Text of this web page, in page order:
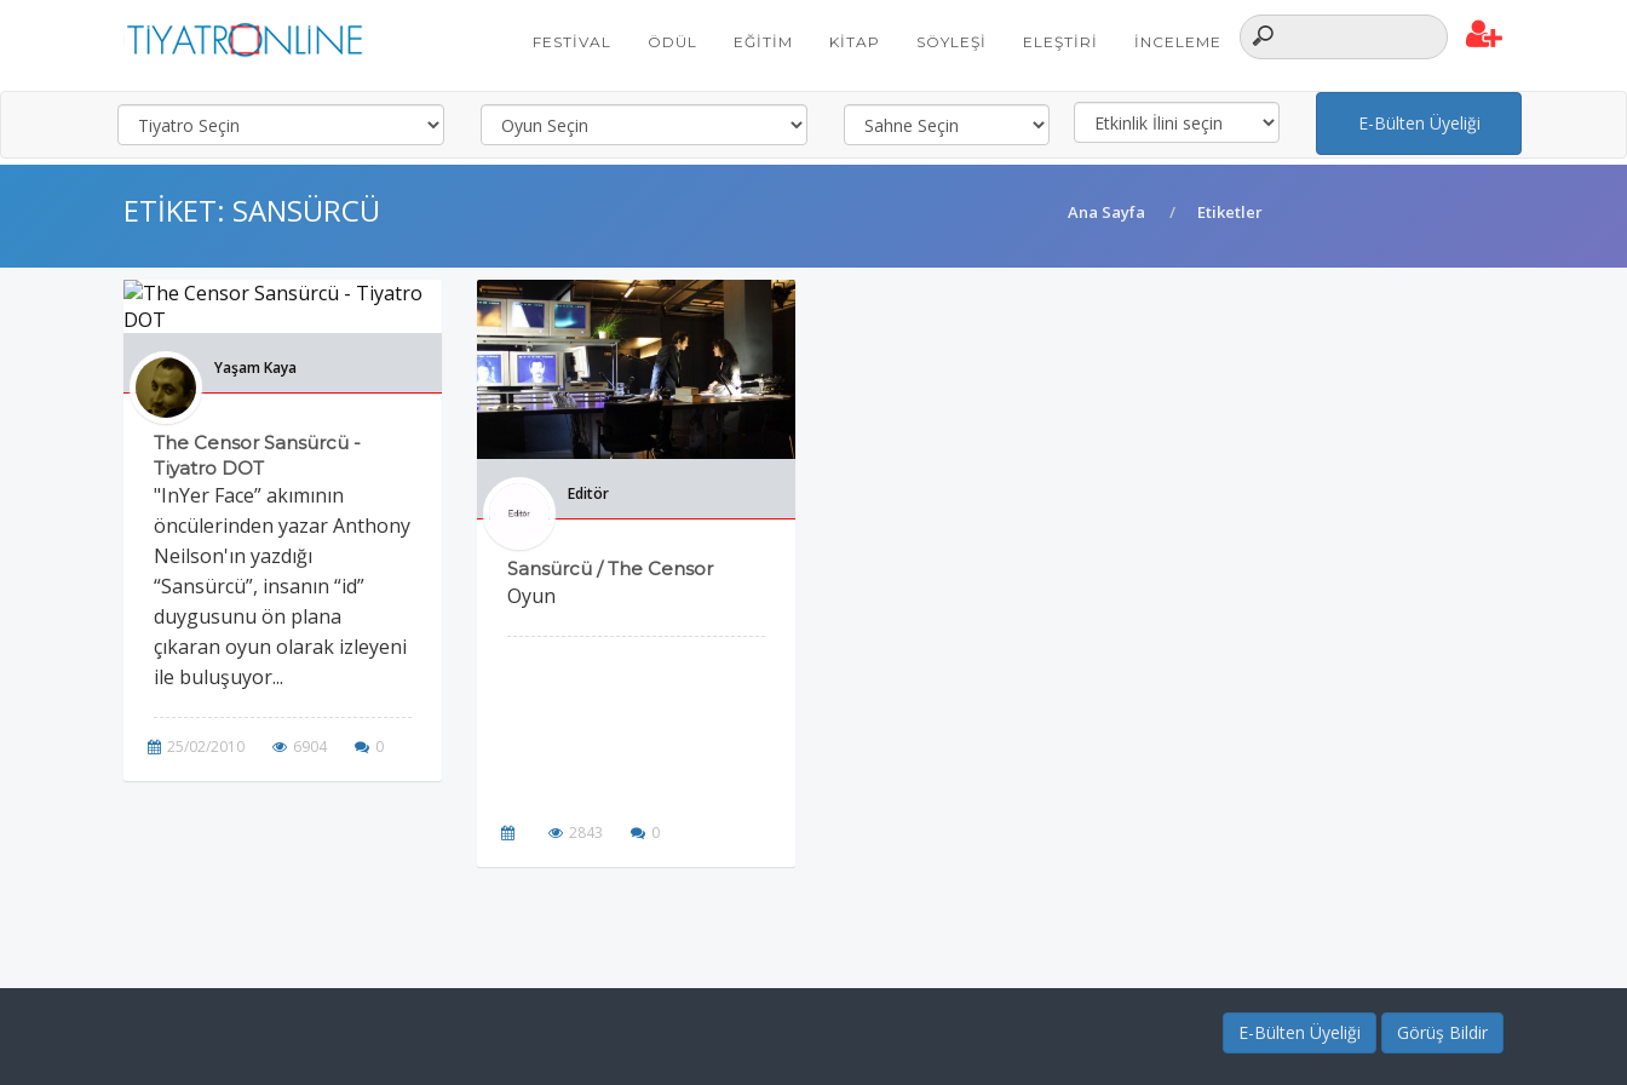
FESTIVAL ÖDÜL EĞITIM KITAP SÖYLEŞI ELEŞTIRI İNCELEME
E-Bülten Üyeliği
ETIKET: SANSÜRCÜ Ana Sayfa Etiketler
Yaşam Kaya
The Censor Sansürcü -
Tiyatro DOT
"InYer Face” akımının
öncülerinden yazar Anthony
Neilson'ın yazdığı
“Sansürcü”, insanın “id”
duygusunu ön plana
çıkaran oyun olarak izleyeni
ile buluşuyor...
25/02/2010 6904 0
Editör
Sansürcü / The Censor
Oyun
2843 0
E-Bülten Üyeliği Görüş Bildir